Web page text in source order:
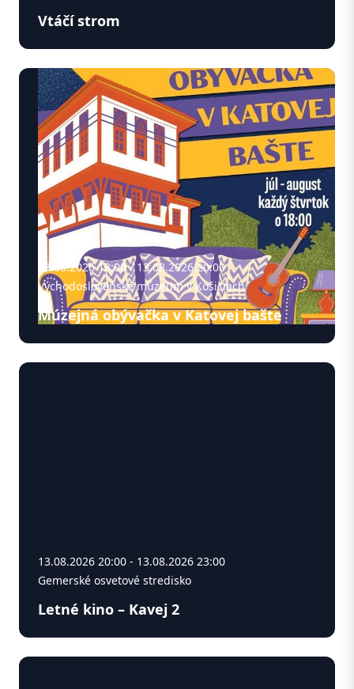
Vtáčí strom
13.08.2026 18:00 - 13.08.2026 20:00
Východoslovenské múzeum v Košiciach
Múzejná obývačka v Katovej bašte
13.08.2026 20:00 - 13.08.2026 23:00
Gemerské osvetové stredisko
Letné kino – Kavej 2